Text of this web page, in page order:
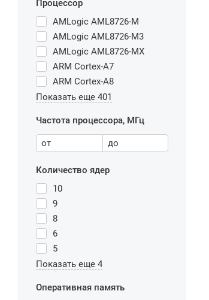
Процессор
AMLogic AML8726-M
AMLogic AML8726-M3
AMLogic AML8726-MX
ARM Cortex-A7
ARM Cortex-A8
Показать еще 401
Частота процессора, МГц
от до
Количество ядер
10
9
8
6
5
Показать еще 4
Оперативная память